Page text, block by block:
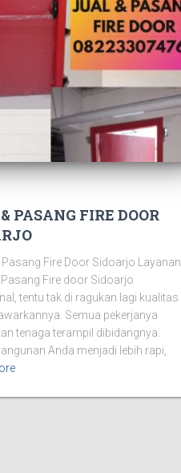
PASANG FIRE DOOR
Pasang Fire Door Sidoarjo Layanan
Fire door Sidoarjo
tentu tak di ragukan lagi kualitas
Semua pekerjanya
tenaga terampil dibidangnya.
Anda menjadi lebih rapi,